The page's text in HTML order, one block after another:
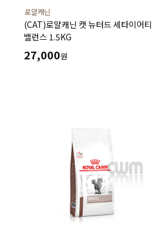
로얄캐닌
(CAT)로얄캐닌 캣 뉴터드 세타이어티
밸런스 1.5KG
27,000원